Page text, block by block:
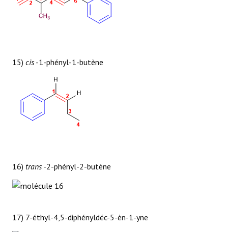
15) cis -1-phényl-1-butène
16) trans -2-phényl-2-butène
17) 7-éthyl-4,5-diphényldéc-5-èn-1-yne